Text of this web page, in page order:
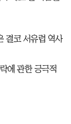
결코 서유럽 역사
에 관한 긍극적